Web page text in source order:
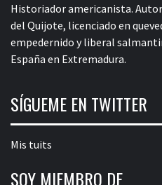
Historiador americanista.
del Quijote, licenciado en
empedernido y liberal
España en Extremadura.
SÍGUEME EN TWITTER
Mis tuits
SOY MIEMBRO DE